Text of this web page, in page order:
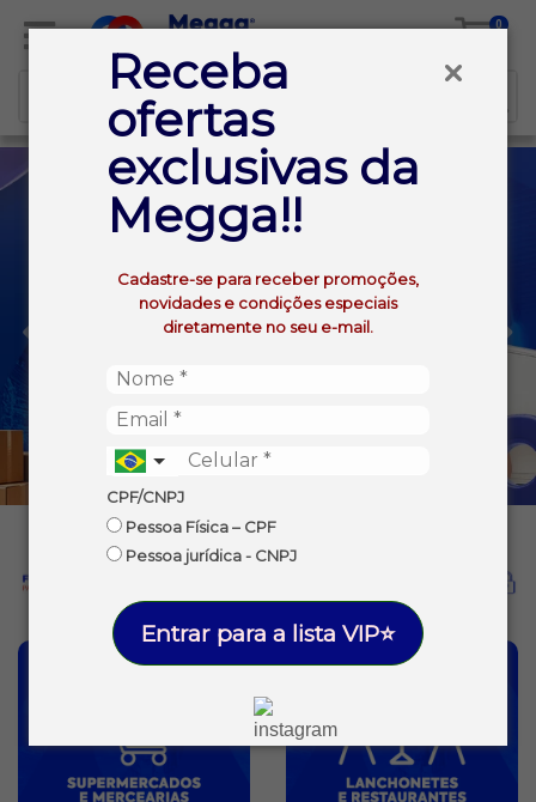
Receba
ofertas
exclusivas da
Megga!!
Cadastre-se para receber promoções,
novidades e condições especiais
diretamente no seu e-mail.
CPF/CNPJ
Pessoa Física – CPF
Pessoa jurídica - CNPJ
Entrar para a lista VIP⭐
0